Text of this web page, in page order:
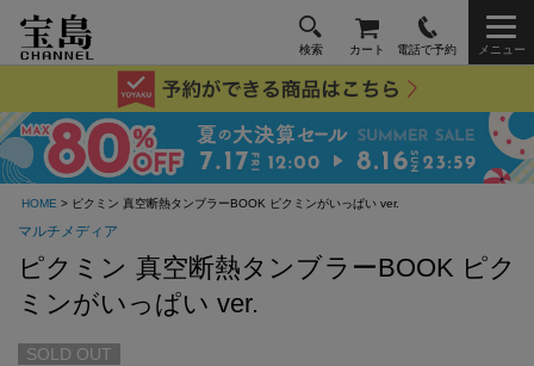
検索 カート 電話で予約 メニュー
HOME > ピクミン 真空断熱タンブラーBOOK ピクミンがいっぱい ver.
マルチメディア
ピクミン 真空断熱タンブラーBOOK ピク
ミンがいっぱい ver.
SOLD OUT